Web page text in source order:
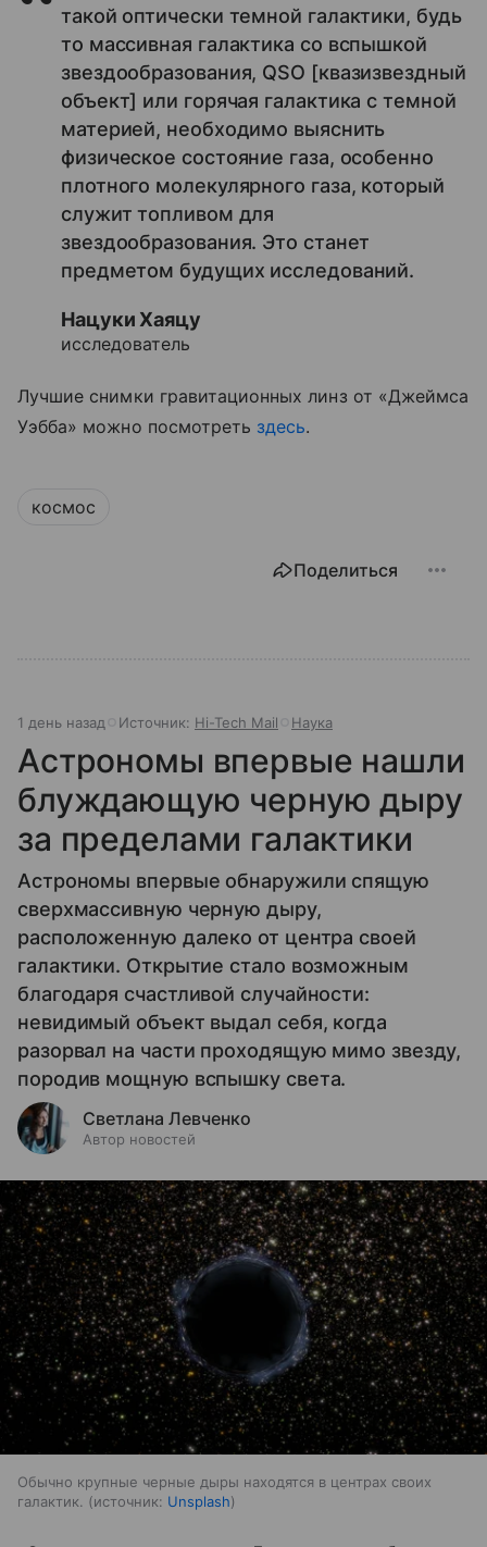
такой оптически темной галактики, будь
то массивная галактика со вспышкой
звездообразования, QSO [квазизвездный
объект] или горячая галактика с темной
материей, необходимо выяснить
физическое состояние газа, особенно
плотного молекулярного газа, который
служит топливом для
звездообразования. Это станет
предметом будущих исследований.
Нацуки Хаяцу
исследователь
Лучшие снимки гравитационных линз от «Джеймса
Уэбба» можно посмотреть здесь.
космос
Поделиться
1 день назад Источник: Hi-Tech Mail Наука
Астрономы впервые нашли
блуждающую черную дыру
за пределами галактики
Астрономы впервые обнаружили спящую
сверхмассивную черную дыру,
расположенную далеко от центра своей
галактики. Открытие стало возможным
благодаря счастливой случайности:
невидимый объект выдал себя, когда
разорвал на части проходящую мимо звезду,
породив мощную вспышку света.
Светлана Левченко
Автор новостей
Обычно крупные черные дыры находятся в центрах своих
галактик.
источник: Unsplash